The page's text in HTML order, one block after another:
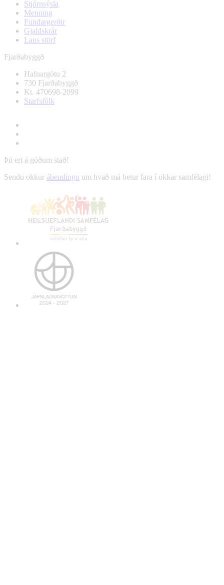
Stjórnsýsla
Menning
Fundargerðir
Gjaldskrár
Laus störf
Fjarðabyggð
Hafnargötu 2
730 Fjarðabyggð
Kt. 470698-2099
Starfsfólk
Þú ert á góðum stað!
Sendu okkur ábendingu um hvað má betur fara í okkar samfélagi!